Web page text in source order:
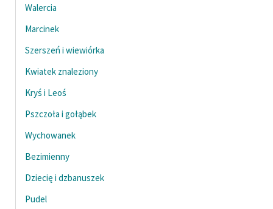
Starego Testamentu
Odkurzamy bohaterów
Szkoła Poezji Wolnych
Lektur
O nas
Zespół
Walercia
Marcinek
Szerszeń i wiewiórka
Kwiatek znaleziony
Kryś i Leoś
Pszczoła i gołąbek
Wychowanek
Bezimienny
Dziecię i dzbanuszek
Pudel